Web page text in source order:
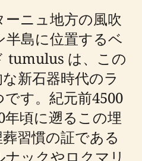
ニュ地方の風吹
島に位置するベ
tumulus は、この
新石器時代のラ
す。紀元前4500
頃に遡るこの埋
習慣の証である
ックやロクマリ